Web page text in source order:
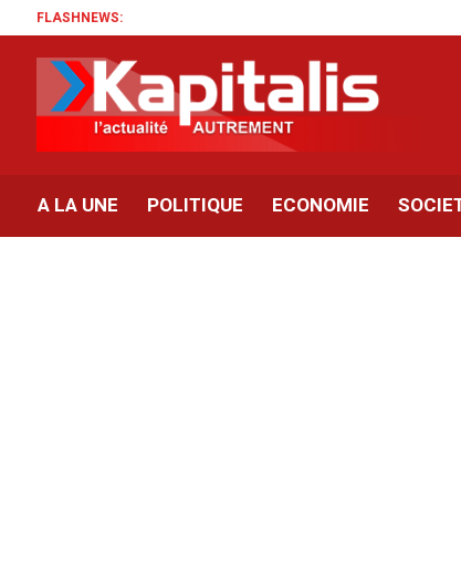
FLASHNEWS:
A LA UNE POLITIQUE ECONOMIE